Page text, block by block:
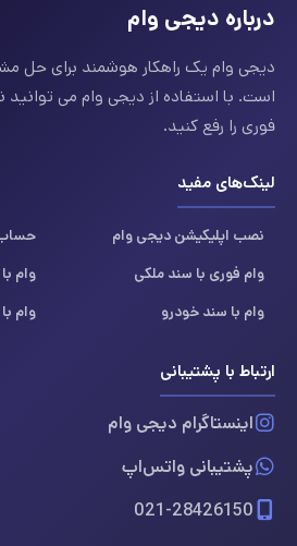
درباره دیجی وام
دیجی وام یک راهکار هوشمند برای حل
است. با استفاده از دیجی وام می توانید
فوری را رفع کنید.
لینک‌های مفید
نصب اپلیکیشن دیجی وام
حساب
وام فوری با سند ملکی
وام
وام با سند خودرو
وام
ارتباط با پشتیبانی
اینستاگرام دیجی وام
پشتیبانی واتس‌اپ
021-28426150